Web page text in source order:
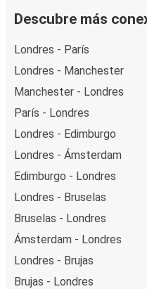
Descubre más
Londres - París
Londres - Manchester
Manchester - Londres
París - Londres
Londres - Edimburgo
Londres - Ámsterdam
Edimburgo - Londres
Londres - Bruselas
Bruselas - Londres
Ámsterdam - Londres
Londres - Brujas
Brujas - Londres